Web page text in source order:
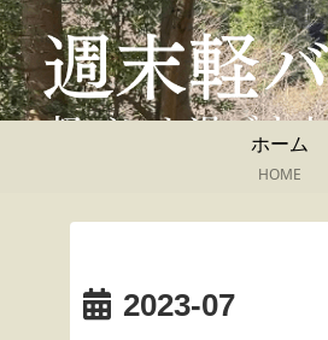
ホーム
HOME
2023-07